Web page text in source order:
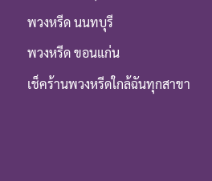
พวงหรีด นนทบุรี
พวงหรีด ขอนแก่น
เช็คร้านพวงหรีดใกล้ฉันทุกสาขา